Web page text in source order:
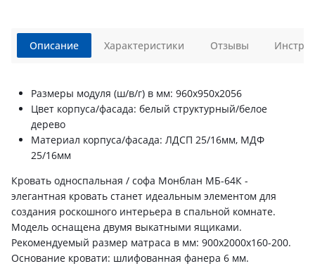
Описание
Размеры модуля (ш/в/г) в мм: 960х950х2056
Цвет корпуса/фасада: белый структурный/белое
дерево
Материал корпуса/фасада: ЛДСП 25/16мм, МДФ
25/16мм
Кровать односпальная / софа Монблан МБ-64К -
элегантная кровать станет идеальным элементом для
создания роскошного интерьера в спальной комнате.
Модель оснащена двумя выкатными ящиками.
Рекомендуемый размер матраса в мм: 900х2000х160-200.
Основание кровати: шлифованная фанера 6 мм.
Характеристики Отзывы